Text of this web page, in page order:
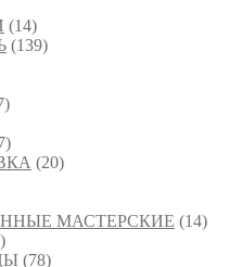
(14)
(139)
(20)
МАСТЕРСКИЕ (14)
(78)